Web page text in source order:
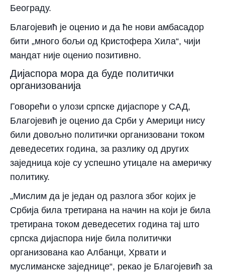
Београду.
Благојевић је оценио и да ће нови амбасадор
бити „много бољи од Кристофера Хила“, чији
мандат није оценио позитивно.
Дијаспора мора да буде политички
организованија
Говорећи о улози српске дијаспоре у САД,
Благојевић је оценио да Срби у Америци нису
били довољно политички организовани током
деведесетих година, за разлику од других
заједница које су успешно утицале на америчку
политику.
„Мислим да је један од разлога због којих је
Србија била третирана на начин на који је била
третирана током деведесетих година тај што
српска дијаспора није била политички
организована као Албанци, Хрвати и
муслиманске заједнице“, рекао је Благојевић за